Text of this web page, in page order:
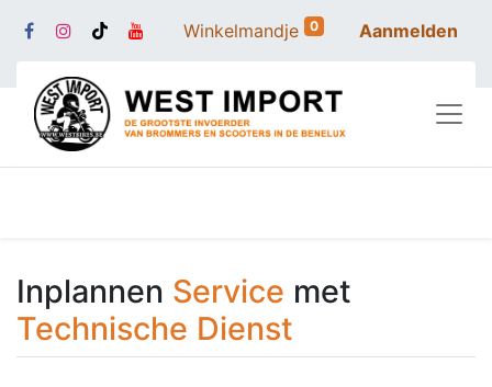
Winkelmandje 0 Aanmelden
Inplannen Service met
Technische Dienst